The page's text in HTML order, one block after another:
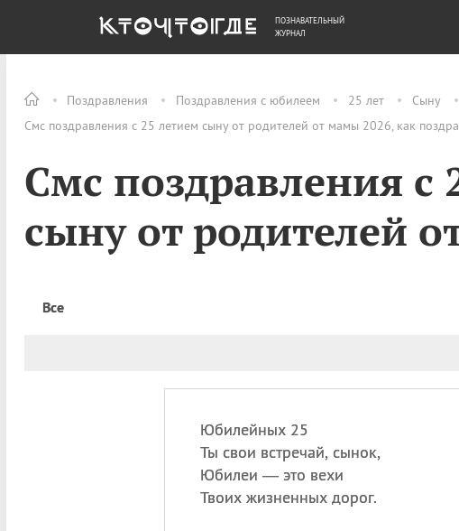
Поздравления Поздравления с юбилеем 25 лет
Сыну
Смс поздравления с 25 летием сыну от родителей от мамы 2026, как
Смс поздравления с
сыну от родителей
Все
Юбилейных 25
Ты свои встречай, сынок,
Юбилеи — это вехи
Твоих жизненных дорог.
ОБЩЕСТВО ДЕНЬГИ
ПОЗНАВАТЕЛЬНЫЙ
ЖУРНАЛ